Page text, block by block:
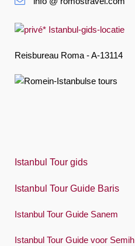
Suomi
Français
Italiano
Reisbureau Roma - A-13114
Istanbul Tour gids
Istanbul Tour Guide Baris
Istanbul Tour Guide Sanem
Istanbul Tour Guide voor Semih